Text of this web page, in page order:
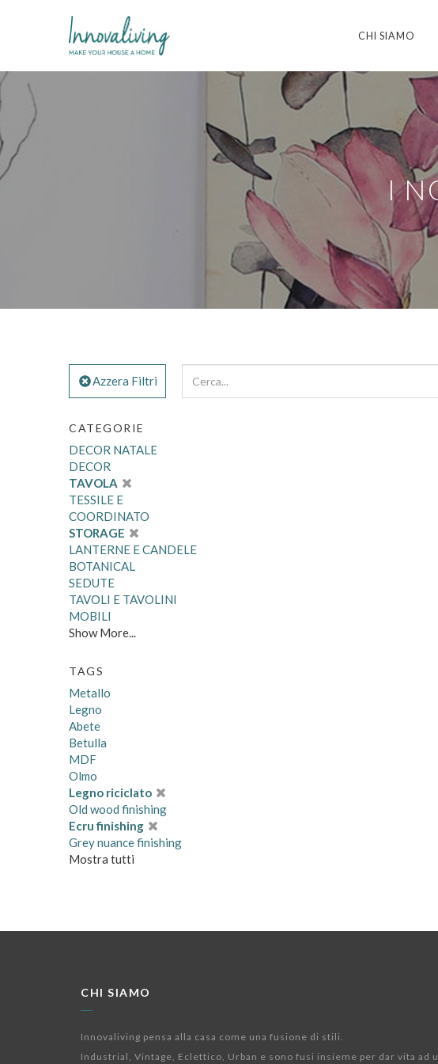
CHI SIAMO
I
Azzera Filtri
CATEGORIE
DECOR NATALE
DECOR
TAVOLA
TESSILE E
COORDINATO
STORAGE
LANTERNE E CANDELE
BOTANICAL
SEDUTE
TAVOLI E TAVOLINI
MOBILI
Show More...
TAGS
Metallo
Legno
Abete
Betulla
MDF
Olmo
Legno riciclato
Old wood finishing
Ecru finishing
Grey nuance finishing
Mostra tutti
CHI SIAMO
Innovaliving pensa alla casa come una fusione di stili.
Industrial, Vintage, Eclettico, Urban e sono fusi insieme per dar vita ad